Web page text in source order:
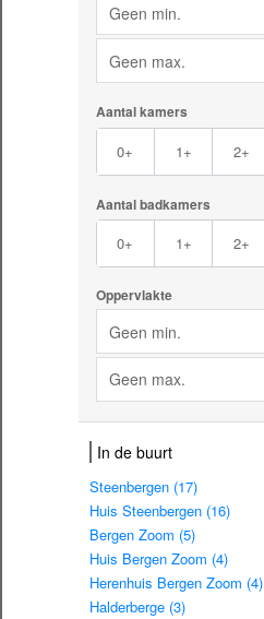
Geen min.
Geen max.
Aantal kamers
0+ 1+ 2+
Aantal badkamers
0+ 1+ 2+
Oppervlakte
Geen min.
Geen max.
In de buurt
Steenbergen (17)
Huis Steenbergen (16)
Bergen Zoom (5)
Huis Bergen Zoom (4)
Herenhuis Bergen Zoom (4)
Halderberge (3)